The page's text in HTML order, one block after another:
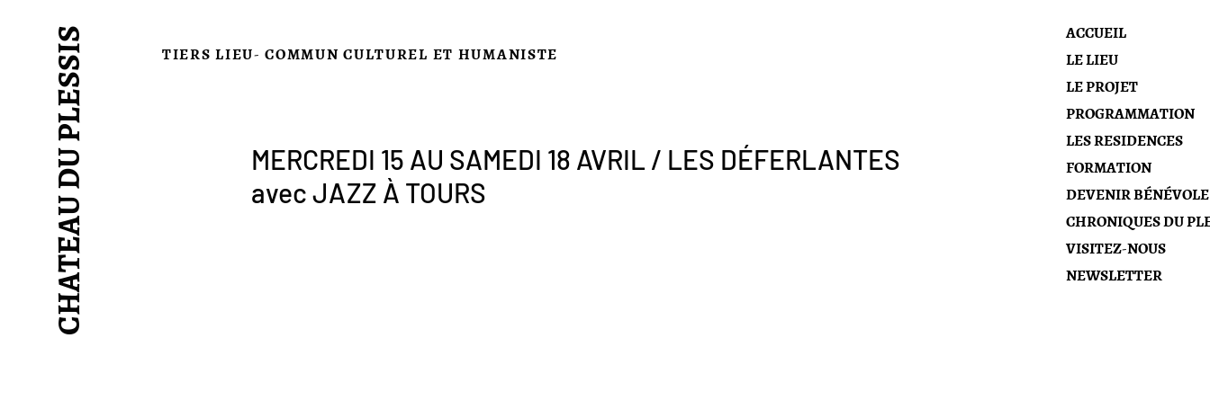
CHATEAU DU PLESSIS
ACCUEIL
LE LIEU
LE PROJET
PROGRAMMATION
LES RESIDENCES
FORMATION
DEVENIR BÉNÉVOLE
CHRONIQUES DU
VISITEZ-NOUS
NEWSLETTER
TIERS LIEU- COMMUN CULTUREL ET HUMANISTE
MERCREDI 15 AU SAMEDI 18 AVRIL / LES DÉFERLANTES
avec JAZZ À TOURS